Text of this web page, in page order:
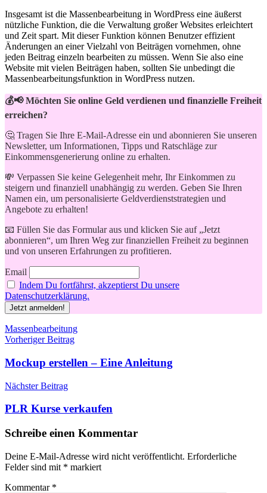
Insgesamt ist die​ Massenbearbeitung⁣ in WordPress eine ⁤äußerst
nützliche Funktion, die die Verwaltung⁣ großer Websites erleichtert
und Zeit spart. Mit dieser⁤ Funktion ⁤können Benutzer effizient
Änderungen an einer Vielzahl von Beiträgen⁤ vornehmen,‍ ohne
⁤jeden Beitrag einzeln bearbeiten ⁢zu müssen. Wenn ​Sie also eine
Website mit vielen⁢ Beiträgen ⁢haben, sollten Sie unbedingt die
Massenbearbeitungsfunktion in WordPress nutzen.
💰📢 Möchten Sie online Geld verdienen und finanzielle Freiheit
erreichen?
🤔 Tragen Sie Ihre E-Mail-Adresse ein und abonnieren Sie unseren
Newsletter, um Informationen, Tipps und Ratschläge zur
Einkommensgenerierung online zu erhalten.
💸 Verpassen Sie keine Gelegenheit mehr, Ihr Einkommen zu
steigern und finanziell unabhängig zu werden. Geben Sie Ihren
Namen ein, um personalisierte Geldverdienststrategien und
Angebote zu erhalten!
📧 Füllen Sie das Formular aus und klicken Sie auf „Jetzt
abonnieren“, um Ihren Weg zur finanziellen Freiheit zu beginnen
und von unseren Erfahrungen zu profitieren.
Email
Indem Du fortfährst, akzeptierst Du unsere
Datenschutzerklärung.
Schlagwörter
Massenbearbeitung
Beitragsnavigation
Vorheriger Beitrag
Mockup erstellen – Eine Anleitung
Nächster Beitrag
PLR Kurse verkaufen
Schreibe einen Kommentar
Deine E-Mail-Adresse wird nicht veröffentlicht. Erforderliche
Felder sind mit * markiert
Kommentar *